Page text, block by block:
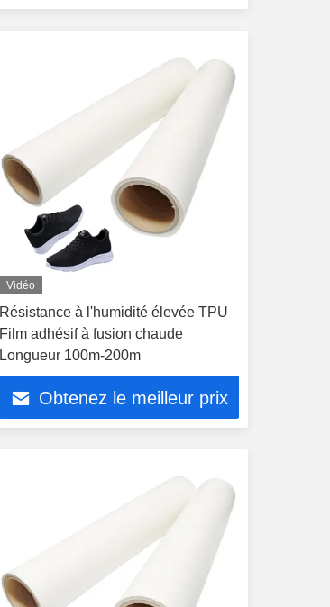
Vidéo
Résistance à l'humidité élevée TPU
Film adhésif à fusion chaude
Longueur 100m-200m
Obtenez le meilleur prix